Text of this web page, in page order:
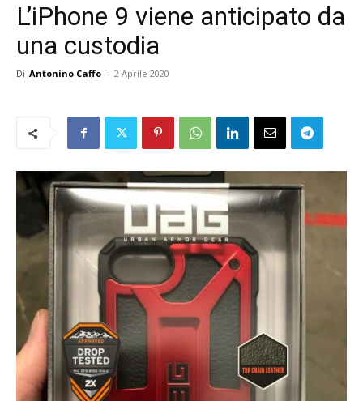
L’iPhone 9 viene anticipato da
una custodia
Di Antonino Caffo - 2 Aprile 2020